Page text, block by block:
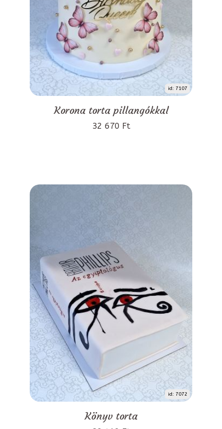
id: 7107
Korona torta pillangókkal
32 670 Ft
id: 7072
Könyv torta